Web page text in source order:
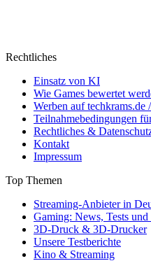
Rechtliches
Einsatz von KI
Wie Games bewertet
Werben auf techkrams.de
Teilnahmebedingungen
Rechtliches &
Kontakt
Impressum
Top Themen
Streaming-Anbieter in
Gaming: News, Tests
3D-Druck & 3D-Drucker
Unsere Testberichte
Kino & Streaming